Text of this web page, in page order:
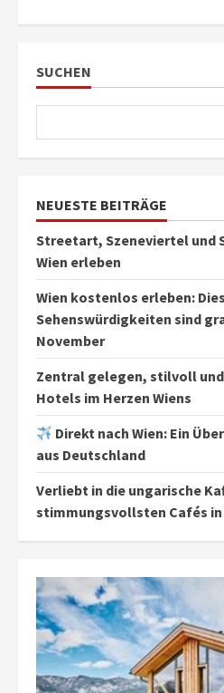
SUCHEN
NEUESTE BEITRÄGE
Streetart, Szeneviertel und
Wien erleben
Wien kostenlos erleben:
Sehenswürdigkeiten sind
November
Zentral gelegen, stilvoll
Hotels im Herzen Wiens
Direkt nach Wien: Ein
aus Deutschland
Verliebt in die ungarische
stimmungsvollsten Cafés